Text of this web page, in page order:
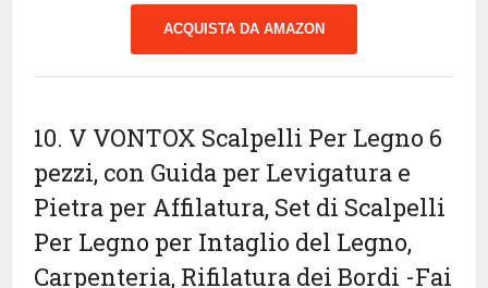
ACQUISTA DA AMAZON
10. V VONTOX Scalpelli Per Legno 6
pezzi, con Guida per Levigatura e
Pietra per Affilatura, Set di Scalpelli
Per Legno per Intaglio del Legno,
Carpenteria, Rifilatura dei Bordi -Fai